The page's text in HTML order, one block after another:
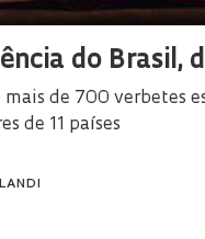
do Brasil,
mais de 700 verbetes
de 11 países